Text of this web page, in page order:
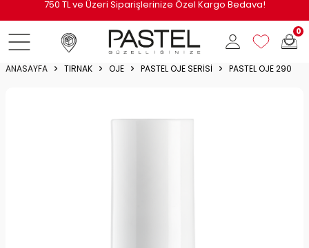
750 TL ve Üzeri Siparişlerinize Özel Kargo Bedava!
0
ANASAYFA TIRNAK OJE PASTEL OJE SERISI PASTEL OJE 290